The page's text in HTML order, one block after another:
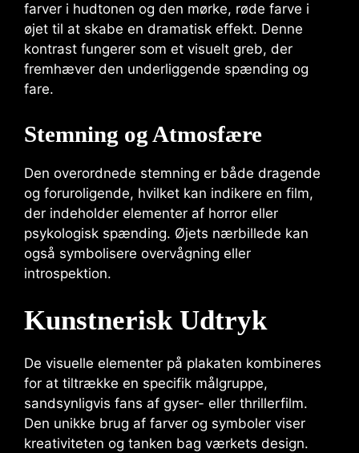
farver i hudtonen og den mørke, røde farve i
øjet til at skabe en dramatisk effekt. Denne
kontrast fungerer som et visuelt greb, der
fremhæver den underliggende spænding og
fare.
Stemning og Atmosfære
Den overordnede stemning er både dragende
og foruroligende, hvilket kan indikere en film,
der indeholder elementer af horror eller
psykologisk spænding. Øjets nærbillede kan
også symbolisere overvågning eller
introspektion.
Kunstnerisk Udtryk
De visuelle elementer på plakaten kombineres
for at tiltrække en specifik målgruppe,
sandsynligvis fans af gyser- eller thrillerfilm.
Den unikke brug af farver og symboler viser
kreativiteten og tanken bag værkets design.